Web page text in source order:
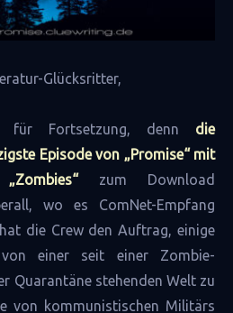
Glücksritter,
Fortsetzung, denn die
Episode von „Promise“ mit
zum Download
wo es ComNet-Empfang
die Crew den Auftrag, einige
von einer seit einer Zombie-
Quarantäne stehenden Welt zu
von kommunistischen Militärs